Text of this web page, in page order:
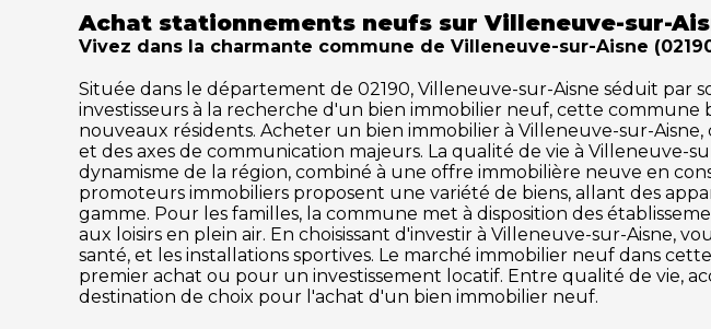
Achat stationnements neufs sur Villeneuve-sur-
Vivez dans la charmante commune de Villeneuve-sur-Aisne
Située dans le département de 02190, Villeneuve-sur-Aisne séduit par
investisseurs à la recherche d'un bien immobilier neuf, cette
nouveaux résidents. Acheter un bien immobilier à Villeneuve-sur-
et des axes de communication majeurs. La qualité de vie à
dynamisme de la région, combiné à une offre immobilière neuve en
promoteurs immobiliers proposent une variété de biens, allant des
gamme. Pour les familles, la commune met à disposition des
aux loisirs en plein air. En choisissant d'investir à Villeneuve-sur-Aisne,
santé, et les installations sportives. Le marché immobilier neuf dans
premier achat ou pour un investissement locatif. Entre qualité de vie,
destination de choix pour l'achat d'un bien immobilier neuf.